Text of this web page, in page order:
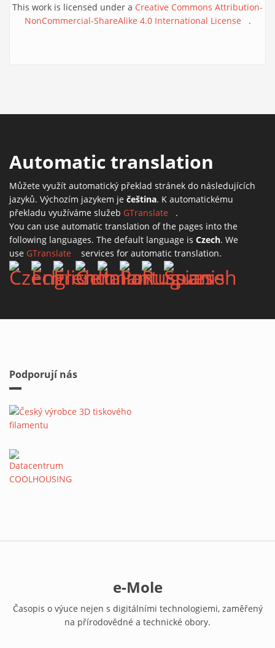
This work is licensed under a Creative Commons Attribution-
NonCommercial-ShareAlike 4.0 International License
(link is
.
Automatic translation
Můžete využít automatický překlad stránek do následujících
jazyků. Výchozím jazykem je čeština. K automatickému
překladu využíváme služeb GTranslate (link is external)
.
You can use automatic translation of the pages into the
following languages. The default language is Czech. We
use GTranslate (link is external)
services for automatic translation.
Podporují nás
e-Mole
Časopis o výuce nejen s digitálními technologiemi, zaměřený
na přírodovědné a technické obory.